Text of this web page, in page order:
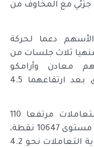
جزئي مع المخاوف من
دعما لحركة
1.3 في المائة منهيا ثلاث جلسات من
معادن وأرامكو
السعودية من مكاسب السوق بعد ارتفاعهما 4.5
وأغلق المؤشر العام بنهاية التعاملات مرتفعا 110
نقاط بما يعادل 1 في المائة عند مستوى 10647 نقطة،
فيما بلغت سيولة الجلسة بنهاية التعاملات نحو 4.2